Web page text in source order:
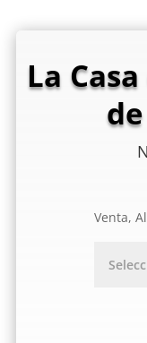
La
Venta,